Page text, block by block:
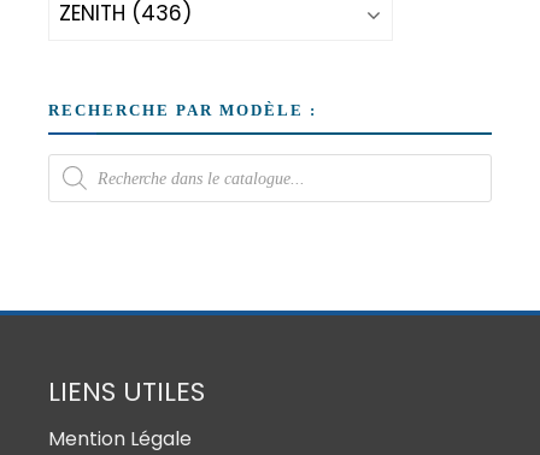
RECHERCHE PAR MODÈLE :
LIENS UTILES
Mention Légale